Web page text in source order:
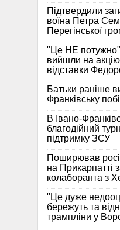
Підтвердили
воїна Петра
Перегінської
"Це НЕ
вийшли на
відставки
Батьки раніше
Франківську
В Івано-
благодійний
підтримку ЗСУ
Поширював
на Прикарпатті
колаборанта з
"Це дуже
бережуть та
трампліни у